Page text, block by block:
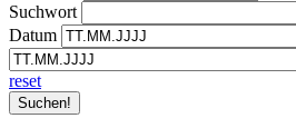
Suchwort
Datum
reset